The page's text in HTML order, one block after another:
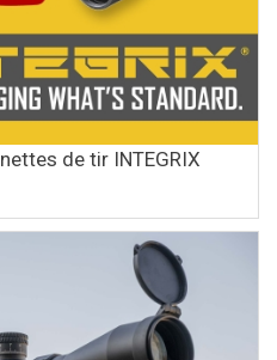
de tir INTEGRIX